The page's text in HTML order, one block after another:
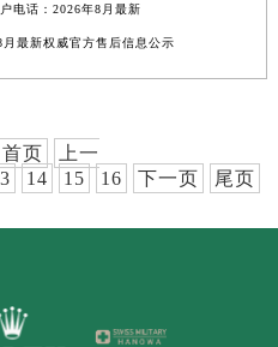
电话：2026年8月最新
最新权威官方售后信息公示
首页
上一
14 15 16 下一页 尾页